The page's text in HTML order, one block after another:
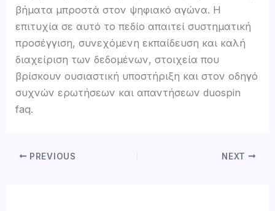
βήματα μπροστά στον ψηφιακό αγώνα. Η
επιτυχία σε αυτό το πεδίο απαιτεί συστηματική
προσέγγιση, συνεχόμενη εκπαίδευση και καλή
διαχείριση των δεδομένων, στοιχεία που
βρίσκουν ουσιαστική υποστήριξη και στον οδηγό
συχνών ερωτήσεων και απαντήσεων duospin
faq.
PREVIOUS NEXT